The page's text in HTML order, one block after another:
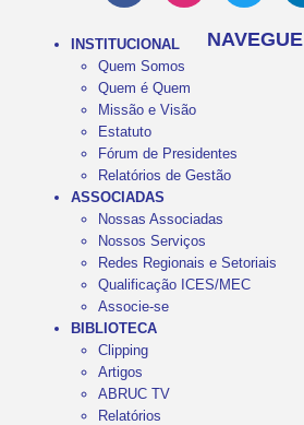
NAVEGUE
INSTITUCIONAL
Quem Somos
Quem é Quem
Missão e Visão
Estatuto
Fórum de Presidentes
Relatórios de Gestão
ASSOCIADAS
Nossas Associadas
Nossos Serviços
Redes Regionais e Setoriais
Qualificação ICES/MEC
Associe-se
BIBLIOTECA
Clipping
Artigos
ABRUC TV
Relatórios